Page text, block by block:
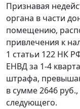
Признавая
органа в части
помещению,
привлечения к
1 статьи 122 НК
ЕНВД за 1-4
штрафа,
в сумме 2646
следующего.